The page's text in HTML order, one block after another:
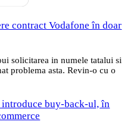
contract Vodafone în doar
solicitarea in numele tatalui si
problema asta. Revin-o cu o
buy-back-ul, în